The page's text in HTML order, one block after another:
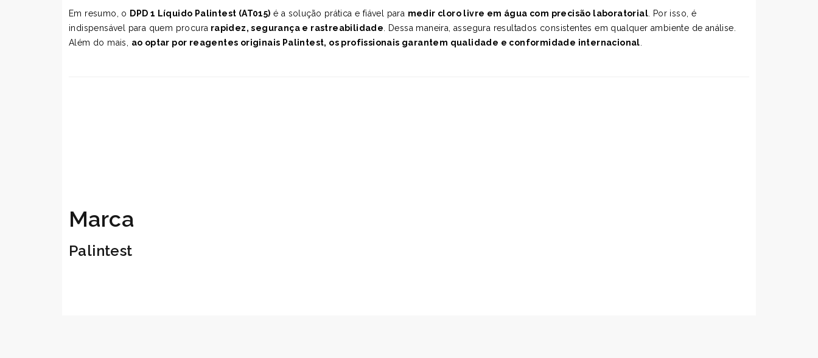
Em resumo, o DPD 1 Líquido Palintest (AT015) é a solução prática e fiável para medir cloro livre em água com precisão laboratorial . Por isso, é
indispensável para quem procura rapidez, segurança e rastreabilidade . Dessa maneira, assegura resultados consistentes em qualquer ambiente de análise.
Além do mais, ao optar por reagentes originais Palintest, os profissionais garantem qualidade e conformidade internacional
Marca
Palintest